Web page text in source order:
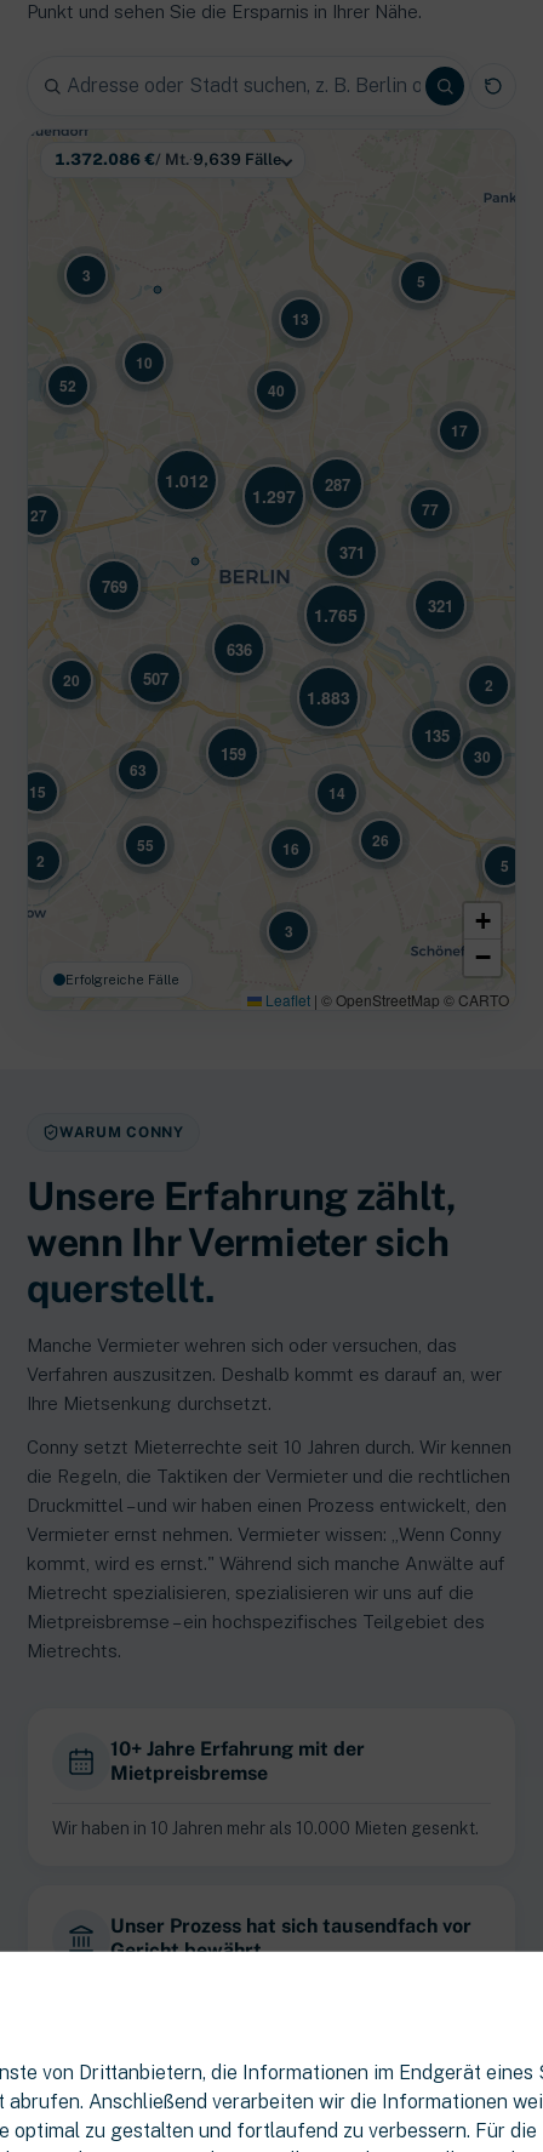
von Drittanbietern, die Informationen im Endgerät eines
abrufen. Anschließend verarbeiten wir die Informationen
optimal zu gestalten und fortlaufend zu verbessern. Für die
Punkt und sehen Sie die Ersparnis in Ihrer Nähe.
5
13
10
3
52
27
2
17
77
2
15
55
5
3
16
14
30
26
40
287
1.012
1.297
20
63
159
507
769
135
371
636
321
1.883
1.765
+
−
Leaflet | © OpenStreetMap © CARTO
1.372.086 €/ Mt.·9,639 Fälle
Erfolgreiche Fälle
WARUM CONNY
Unsere Erfahrung zählt,
wenn Ihr Vermieter sich
querstellt.
Manche Vermieter wehren sich oder versuchen, das
Verfahren auszusitzen. Deshalb kommt es darauf an, wer
Ihre Mietsenkung durchsetzt.
Conny setzt Mieterrechte seit 10 Jahren durch. Wir kennen
die Regeln, die Taktiken der Vermieter und die rechtlichen
Druckmittel – und wir haben einen Prozess entwickelt, den
Vermieter ernst nehmen. Vermieter wissen: „Wenn Conny
kommt, wird es ernst." Während sich manche Anwälte auf
Mietrecht spezialisieren, spezialisieren wir uns auf die
Mietpreisbremse – ein hochspezifisches Teilgebiet des
Mietrechts.
10+ Jahre Erfahrung mit der
Mietpreisbremse
Wir haben in 10 Jahren mehr als 10.000 Mieten gesenkt.
Unser Prozess hat sich tausendfach vor
Gericht bewährt.
Vermieter kennen Conny